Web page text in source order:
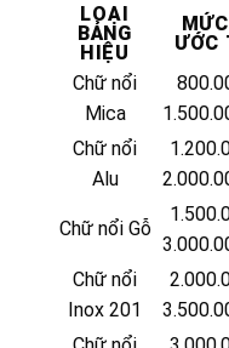
LOẠI
BẢNG
HIỆU
ƯỚC
Chữ nổi
Mica
Chữ nổi
Alu
Chữ nổi Gỗ
Chữ nổi
Inox 201